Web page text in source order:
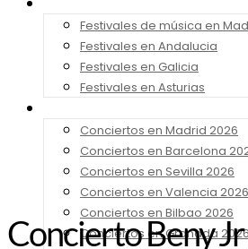
Festivales de música en
Festivales en Andalucia
Festivales en Galicia
Festivales en Asturias
Conciertos en Madrid 2026
Conciertos en Barcelona
Conciertos en Sevilla 2026
Conciertos en Valencia 2026
Conciertos en Bilbao 2026
Conciertos en Granada
Concierto Beny